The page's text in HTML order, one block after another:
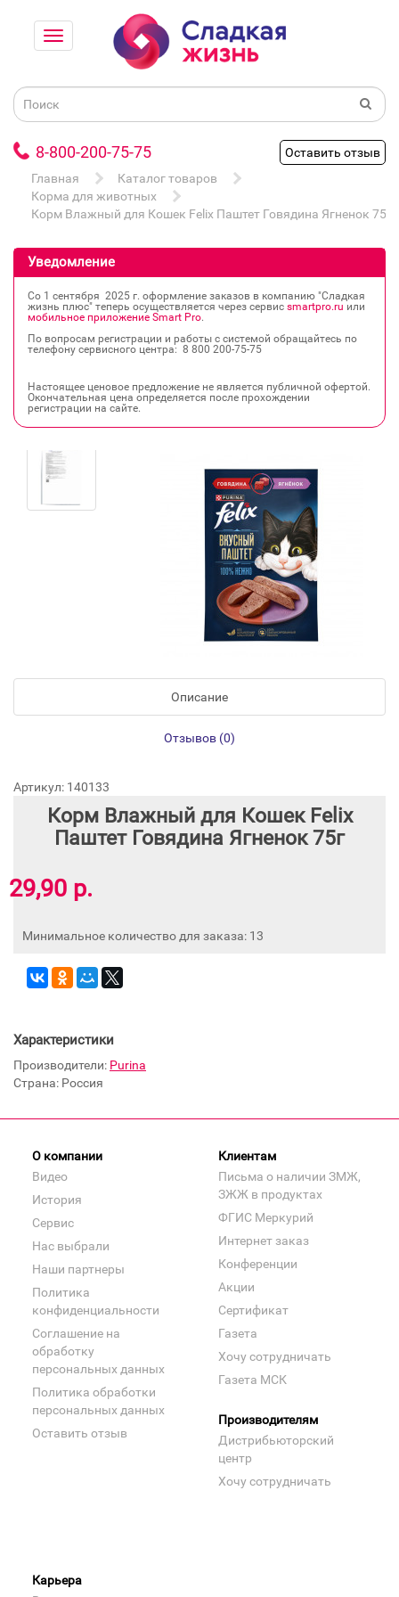
8-800-200-75-75
Оставить отзыв
Главная
Каталог товаров
Корма для животных
Корм Влажный для Кошек Felix Паштет Говядина Ягненок 75г
Уведомление
Со 1 сентября 2025 г. оформление заказов в компанию "Сладкая
жизнь плюс" теперь осуществляется через сервис smartpro.ru или
мобильное приложение Smart Pro.
По вопросам регистрации и работы с системой обращайтесь по
телефону сервисного центра: 8 800 200‐75‐75
Настоящее ценовое предложение не является публичной офертой.
Окончательная цена определяется после прохождении
регистрации на сайте.
Описание
Отзывов (0)
Артикул: 140133
Корм Влажный для Кошек Felix
Паштет Говядина Ягненок 75г
29,90 р.
Минимальное количество для заказа: 13
Характеристики
Производители: Purina
Страна: Россия
О компании
Видео
История
Сервис
Нас выбрали
Наши партнеры
Политика
конфиденциальности
Соглашение на
обработку
персональных данных
Политика обработки
персональных данных
Оставить отзыв
Клиентам
Письма о наличии ЗМЖ,
ЗЖЖ в продуктах
ФГИС Меркурий
Интернет заказ
Конференции
Акции
Сертификат
Газета
Хочу сотрудничать
Газета МСК
Производителям
Дистрибьюторский
центр
Хочу сотрудничать
Карьера